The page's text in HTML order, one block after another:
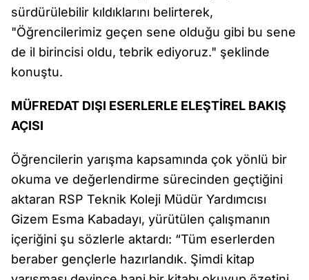
sürdürülebilir kıldıklarını belirterek,
"Öğrencilerimiz geçen sene olduğu gibi bu sene
de il birincisi oldu, tebrik ediyoruz." şeklinde
konuştu.
MÜFREDAT DIŞI ESERLERLE ELEŞTİREL BAKIŞ
AÇISI
Öğrencilerin yarışma kapsamında çok yönlü bir
okuma ve değerlendirme sürecinden geçtiğini
aktaran RSP Teknik Koleji Müdür Yardımcısı
Gizem Esma Kabadayı, yürütülen çalışmanın
içeriğini şu sözlerle aktardı: “Tüm eserlerden
beraber gençlerle hazırlandık. Şimdi kitap